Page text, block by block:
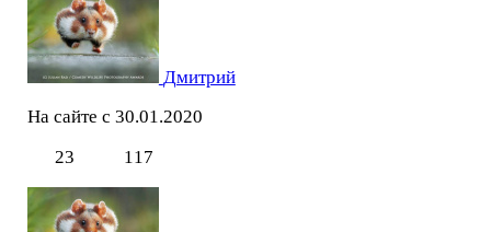
Дмитрий
На сайте с 30.01.2020
23
117